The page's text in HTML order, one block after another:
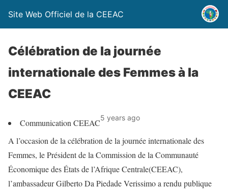
Site Web Officiel de la CEEAC
Célébration de la journée
internationale des Femmes à la
CEEAC
Communication CEEAC5 years ago
A l’occasion de la célébration de la journée internationale des
Femmes, le Président de la Commission de la Communauté
Économique des États de l’Afrique Centrale(CEEAC),
l’ambassadeur Gilberto Da Piedade Verissimo a rendu publique